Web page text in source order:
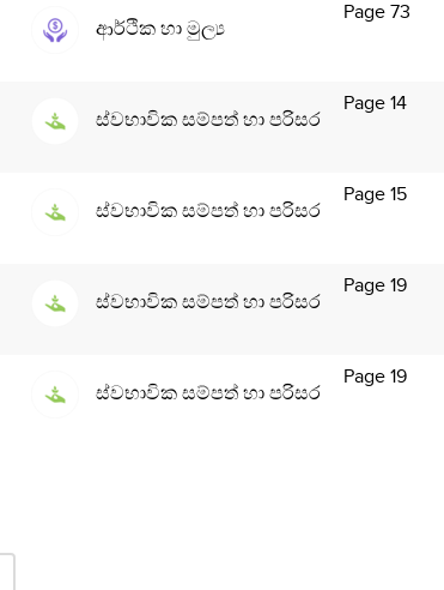
ආර්ථික හා මුල්‍ය
Page 73
ස්වභාවික සම්පත් හා පරිසර
Page 14
ස්වභාවික සම්පත් හා පරිසර
Page 15
ස්වභාවික සම්පත් හා පරිසර
Page 19
ස්වභාවික සම්පත් හා පරිසර
Page 19